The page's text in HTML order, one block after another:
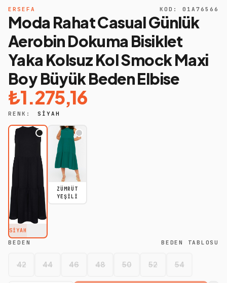
ERSEFA KOD:01A76566
Moda Rahat Casual Günlük
Aerobin Dokuma Bisiklet
Yaka Kolsuz Kol Smock Maxi
Boy Büyük Beden Elbise
₺1.275,16
RENK: SIYAH
SIYAH
ZÜMRÜT
YEŞILI
BEDEN BEDEN TABLOSU
42 44 46 48 50 52 54